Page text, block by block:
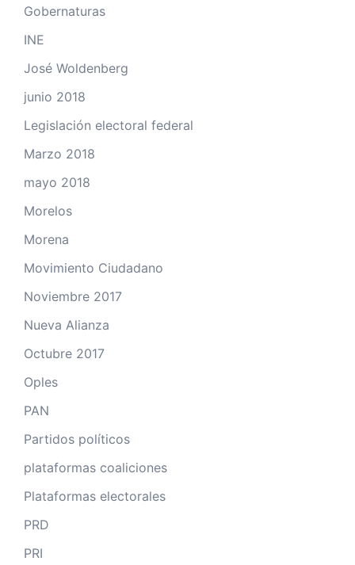
Gobernaturas
INE
José Woldenberg
junio 2018
Legislación electoral federal
Marzo 2018
mayo 2018
Morelos
Morena
Movimiento Ciudadano
Noviembre 2017
Nueva Alianza
Octubre 2017
Oples
PAN
Partidos políticos
plataformas coaliciones
Plataformas electorales
PRD
PRI